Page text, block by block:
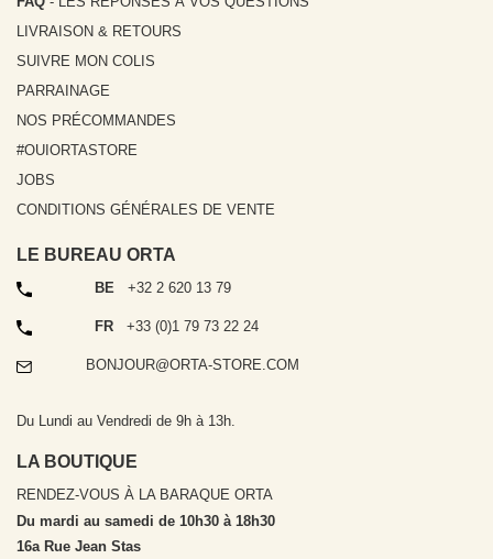
CONDITIONS GÉNÉRALES DE VENTE
LIVRAISON & RETOURS
NOS PRÉCOMMANDES
#OUIORTASTORE
PARRAINAGE
SUIVRE MON COLIS
JOBS
LE BUREAU ORTA
TÉLÉPHONE
BE +32 2 620 13 79
TÉLÉPHONE
FR +33 (0)1 79 73 22 24
BONJOUR@ORTA-STORE.COM
Du Lundi au Vendredi de 9h à 13h.
LA BOUTIQUE
RENDEZ-VOUS À LA BARAQUE ORTA
Du mardi au samedi de 10h30 à 18h30
16a Rue Jean Stas